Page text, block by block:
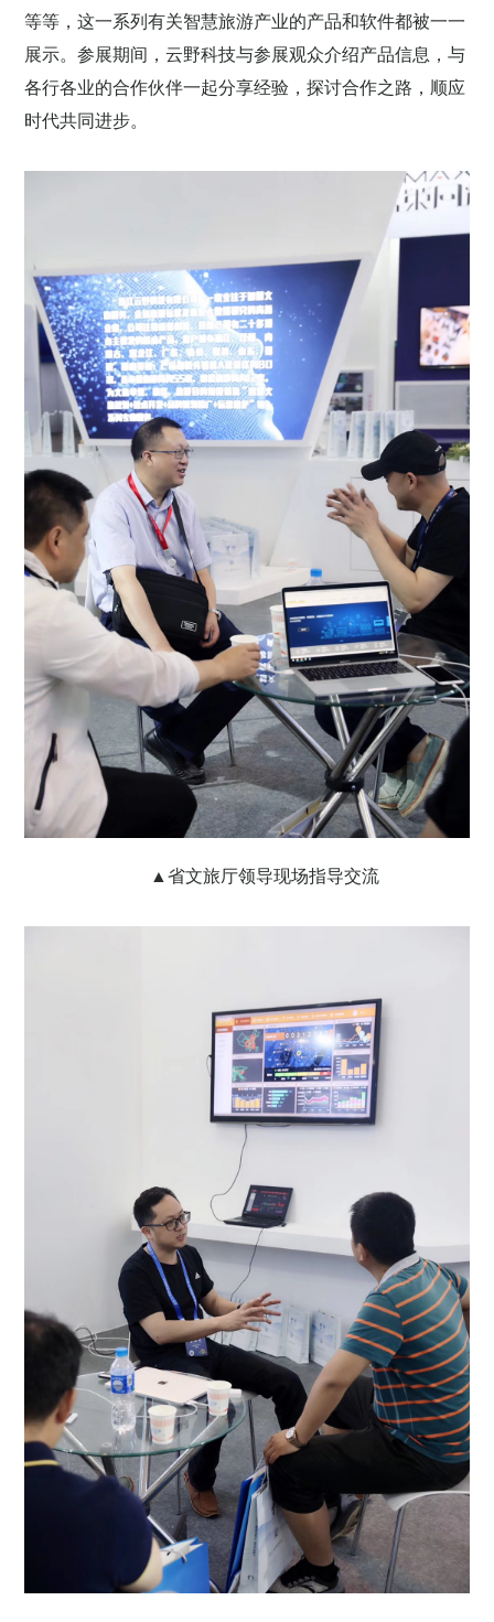
等等，这一系列有关智慧旅游产业的产品和软件都被一一
展示。参展期间，云野科技与参展观众介绍产品信息，与
各行各业的合作伙伴一起分享经验，探讨合作之路，顺应
时代共同进步。
▲省文旅厅领导现场指导交流